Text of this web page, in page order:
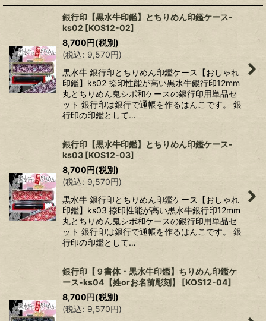
銀行印【黒水牛印鑑】とちりめん印鑑ケース-
ks02 [KOS12-02]
8,700円(税別)
(税込: 9,570円)
黒水牛 銀行印とちりめん印鑑ケース【おしゃれ
印鑑】ks02 捺印性能が高い黒水牛銀行印12mm
丸とちりめん鬼シボ和ケースの銀行印用単品セ
ット 銀行印は銀行で通帳を作るはんこです。 銀
行印の印鑑として…
銀行印【黒水牛印鑑】とちりめん印鑑ケース-
ks03 [KOS12-03]
8,700円(税別)
(税込: 9,570円)
黒水牛 銀行印とちりめん印鑑ケース【おしゃれ
印鑑】ks03 捺印性能が高い黒水牛銀行印12mm
丸とちりめん鬼シボ和ケースの銀行印用単品セ
ット 銀行印は銀行で通帳を作るはんこです。 銀
行印の印鑑として…
銀行印【９書体・黒水牛印鑑】ちりめん印鑑ケ
ース-ks04【姓orお名前彫刻】
[KOS12-04]
8,700円(税別)
(税込: 9,570円)